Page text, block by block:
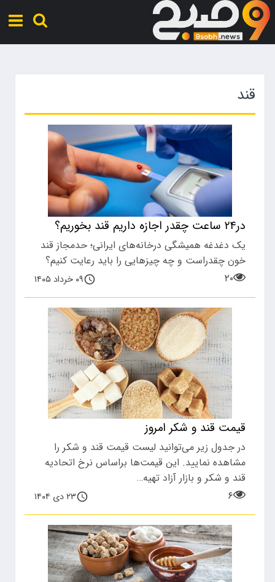
قند
در۲۴ ساعت چقدر اجازه داریم قند بخوریم؟
یک دغدغه همیشگی درخانه‌های ایرانی؛ حدمجاز قند
خون چقدراست و چه چیزهایی را باید رعایت کنیم؟
۲۰
۰۹ خرداد ۱۴۰۵
قیمت قند و شکر امروز
در جدول زیر می‌توانید لیست قیمت قند و شکر را
مشاهده نمایید. این قیمت‌ها براساس نرخ اتحادیه
قند و شکر و بازار آزاد تهیه…
۶
۲۳ دی ۱۴۰۴